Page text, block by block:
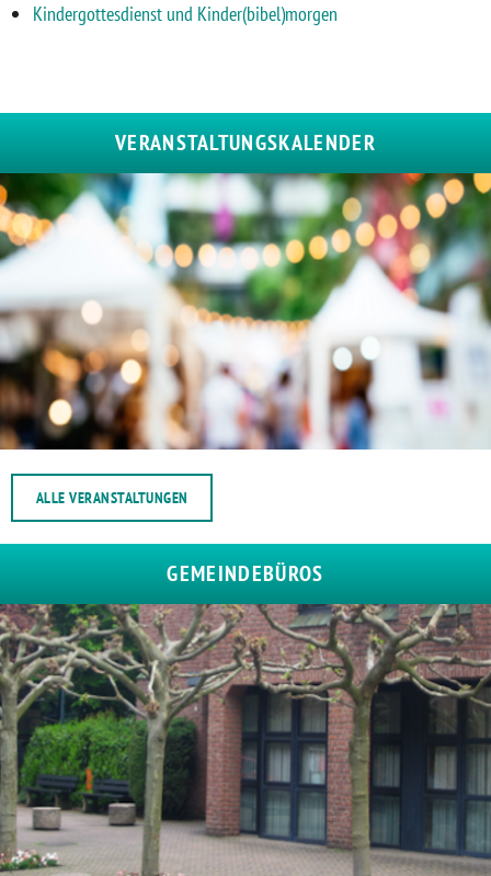
Kindergottesdienst und Kinder(bibel)morgen
VERANSTALTUNGSKALENDER
ALLE VERANSTALTUNGEN
GEMEINDEBÜROS